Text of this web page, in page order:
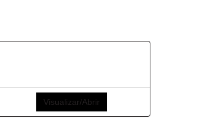
Visualizar/Abrir